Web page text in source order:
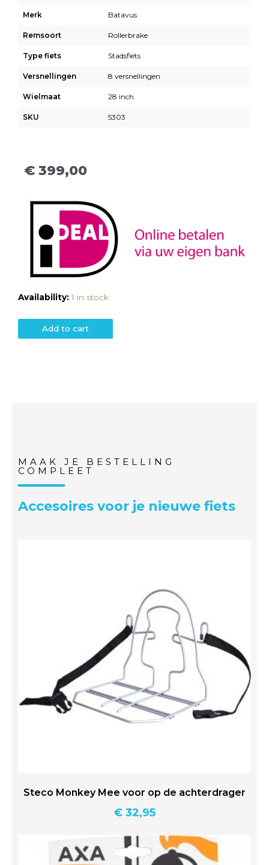
Merk Batavus
Remsoort Rollerbrake
Type fiets Stadsfiets
Versnellingen 8 versnellingen
Wielmaat 28 inch
SKU 5303
€ 399,00
Availability: 1 in stock
Add to cart
MAAK JE BESTELLING
COMPLEET
Accesoires voor je nieuwe fiets
Steco Monkey Mee voor op de achterdrager
€32,95